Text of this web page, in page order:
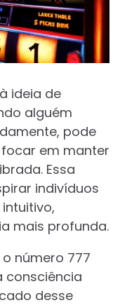
ideia de
alguém
pode
em manter
Essa
indivíduos
mais profunda.
o número 777
consciência
desse